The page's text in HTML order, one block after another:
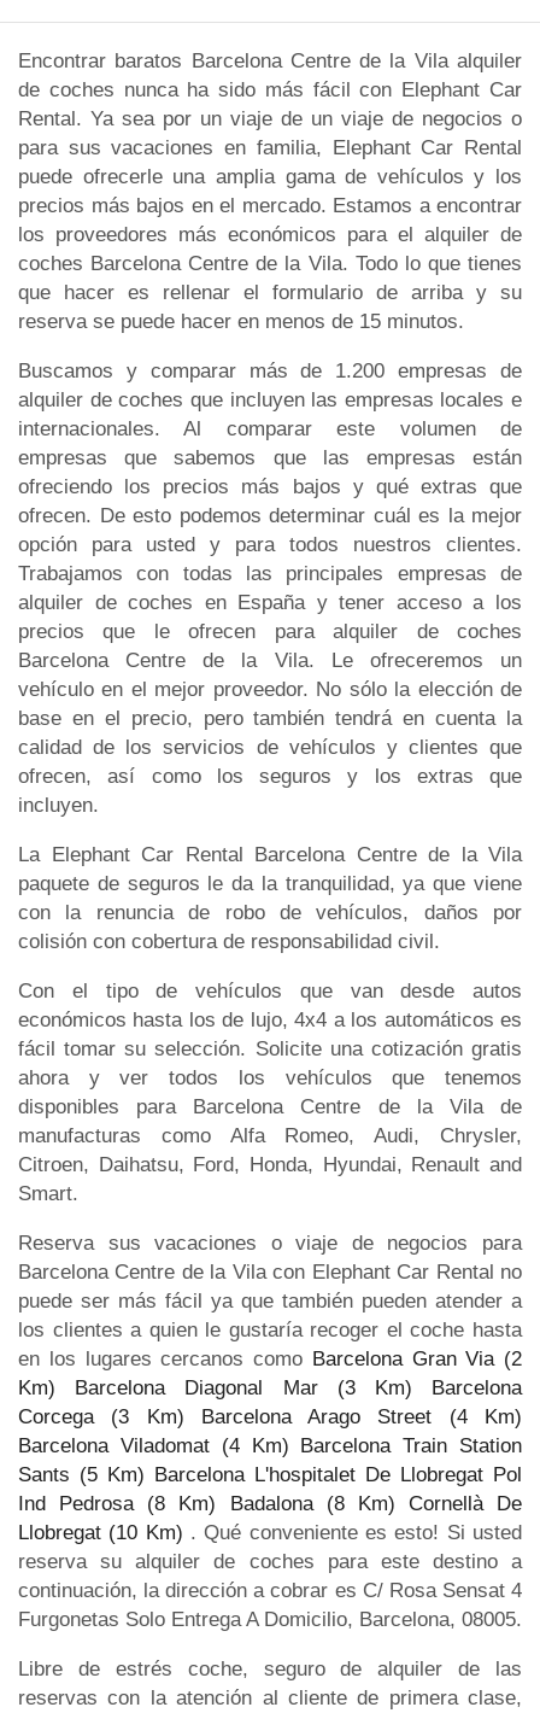
Encontrar baratos Barcelona Centre de la Vila alquiler
de coches nunca ha sido más fácil con Elephant Car
Rental. Ya sea por un viaje de un viaje de negocios o
para sus vacaciones en familia, Elephant Car Rental
puede ofrecerle una amplia gama de vehículos y los
precios más bajos en el mercado. Estamos a encontrar
los proveedores más económicos para el alquiler de
coches Barcelona Centre de la Vila. Todo lo que tienes
que hacer es rellenar el formulario de arriba y su
reserva se puede hacer en menos de 15 minutos.
Buscamos y comparar más de 1.200 empresas de
alquiler de coches que incluyen las empresas locales e
internacionales. Al comparar este volumen de
empresas que sabemos que las empresas están
ofreciendo los precios más bajos y qué extras que
ofrecen. De esto podemos determinar cuál es la mejor
opción para usted y para todos nuestros clientes.
Trabajamos con todas las principales empresas de
alquiler de coches en España y tener acceso a los
precios que le ofrecen para alquiler de coches
Barcelona Centre de la Vila. Le ofreceremos un
vehículo en el mejor proveedor. No sólo la elección de
base en el precio, pero también tendrá en cuenta la
calidad de los servicios de vehículos y clientes que
ofrecen, así como los seguros y los extras que
incluyen.
La Elephant Car Rental Barcelona Centre de la Vila
paquete de seguros le da la tranquilidad, ya que viene
con la renuncia de robo de vehículos, daños por
colisión con cobertura de responsabilidad civil.
Con el tipo de vehículos que van desde autos
económicos hasta los de lujo, 4x4 a los automáticos es
fácil tomar su selección. Solicite una cotización gratis
ahora y ver todos los vehículos que tenemos
disponibles para Barcelona Centre de la Vila de
manufacturas como Alfa Romeo, Audi, Chrysler,
Citroen, Daihatsu, Ford, Honda, Hyundai, Renault and
Smart.
Reserva sus vacaciones o viaje de negocios para
Barcelona Centre de la Vila con Elephant Car Rental no
puede ser más fácil ya que también pueden atender a
los clientes a quien le gustaría recoger el coche hasta
en los lugares cercanos como Barcelona Gran Via (2
Km)
Barcelona Diagonal Mar (3 Km)
Barcelona
Corcega (3 Km)
Barcelona Arago Street (4 Km)
Barcelona Viladomat (4 Km) Barcelona Train Station
Sants (5 Km) Barcelona L'hospitalet De Llobregat Pol
Ind Pedrosa (8 Km)
Badalona (8 Km)
Cornellà De
Llobregat (10 Km) . Qué conveniente es esto! Si usted
reserva su alquiler de coches para este destino a
continuación, la dirección a cobrar es C/ Rosa Sensat 4
Furgonetas Solo Entrega A Domicilio, Barcelona, 08005.
Libre de estrés coche, seguro de alquiler de las
reservas con la atención al cliente de primera clase,